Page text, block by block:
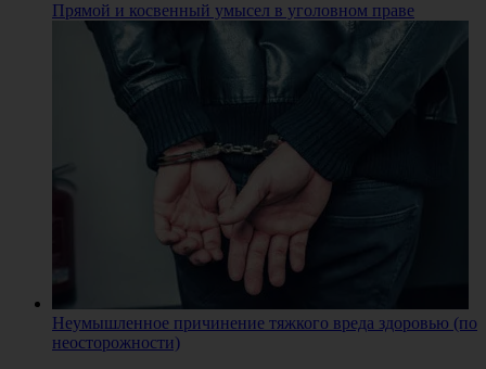
Прямой и косвенный умысел в уголовном праве
Неумышленное причинение тяжкого вреда здоровью (по
неосторожности)